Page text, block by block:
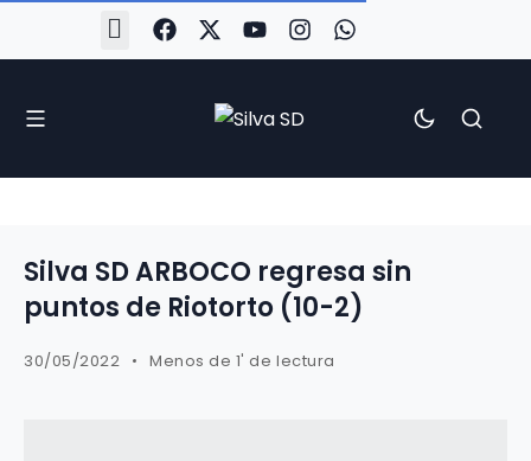
Silva SD ARBOCO regresa sin
puntos de Riotorto (10-2)
30/05/2022 Menos de 1' de lectura